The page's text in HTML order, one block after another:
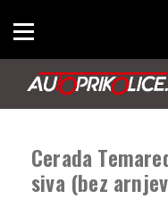
Cerada
siva (bez